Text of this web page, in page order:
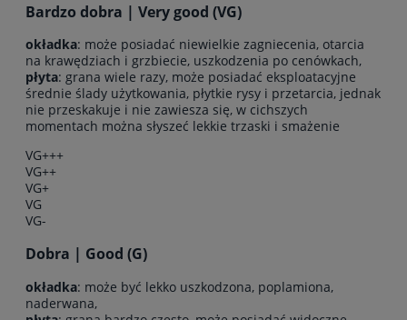
Bardzo dobra | Very good (VG)
okładka: może posiadać niewielkie zagniecenia, otarcia
na krawędziach i grzbiecie, uszkodzenia po cenówkach,
płyta: grana wiele razy, może posiadać eksploatacyjne
średnie ślady użytkowania, płytkie rysy i przetarcia, jednak
nie przeskakuje i nie zawiesza się, w cichszych
momentach można słyszeć lekkie trzaski i smażenie
VG+++
VG++
VG+
VG
VG-
Dobra | Good (G)
okładka: może być lekko uszkodzona, poplamiona,
naderwana,